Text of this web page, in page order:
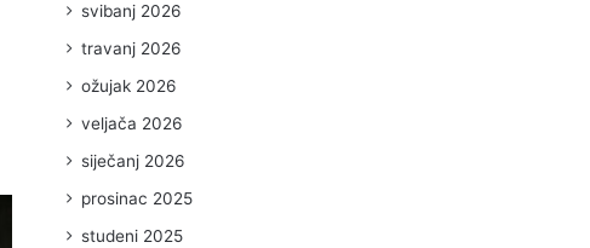
svibanj 2026
travanj 2026
ožujak 2026
veljača 2026
siječanj 2026
prosinac 2025
studeni 2025